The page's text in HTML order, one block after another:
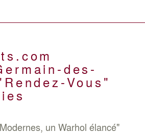
des-
Vous"
un Warhol élancé"